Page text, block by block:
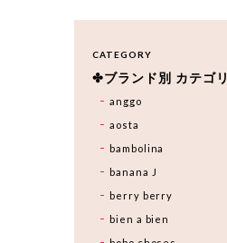
CATEGORY
✤ブランド別 カテゴ
anggo
aosta
bambolina
banana J
berry berry
bien a bien